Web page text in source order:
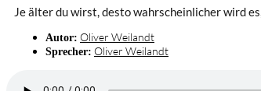
Je älter du wirst, desto wahrscheinlicher wird
Autor: Oliver Weilandt
Sprecher: Oliver Weilandt